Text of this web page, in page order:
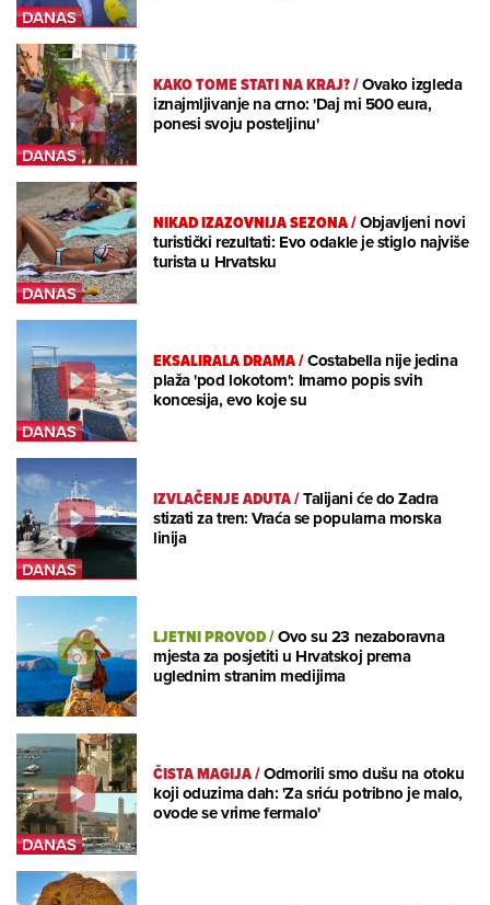
KAKO TOME STATI NA KRAJ?/Ovako izgleda
iznajmljivanje na crno: 'Daj mi 500 eura,
ponesi svoju posteljinu'
NIKAD IZAZOVNIJA SEZONA/Objavljeni novi
turistički rezultati: Evo odakle je stiglo najviše
turista u Hrvatsku
EKSALIRALA DRAMA/Costabella nije jedina
plaža 'pod lokotom': Imamo popis svih
koncesija, evo koje su
IZVLAČENJE ADUTA/Talijani će do Zadra
stizati za tren: Vraća se popularna morska
linija
LJETNI PROVOD/Ovo su 23 nezaboravna
mjesta za posjetiti u Hrvatskoj prema
uglednim stranim medijima
ČISTA MAGIJA/Odmorili smo dušu na otoku
koji oduzima dah: 'Za sriću potribno je malo,
ovode se vrime fermalo'